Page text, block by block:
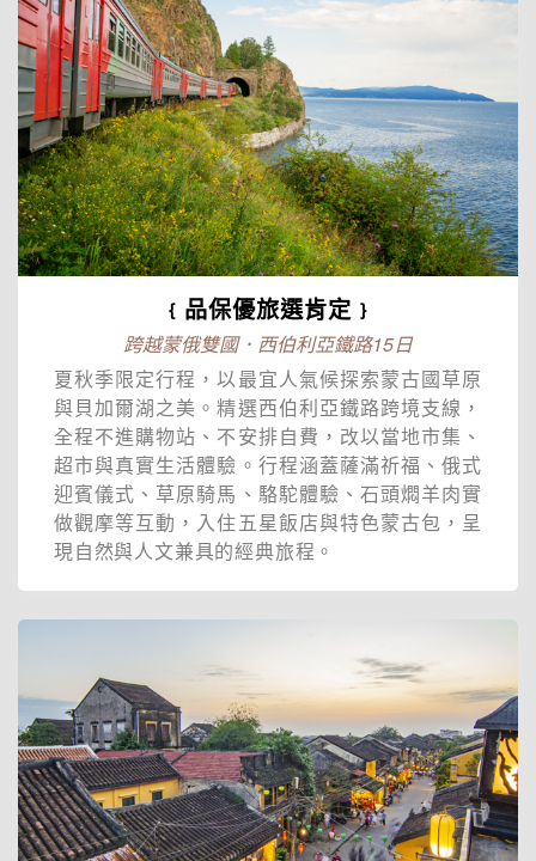
﹛品保優旅選肯定﹜
跨越蒙俄雙國．西伯利亞鐵路15日
夏秋季限定行程，以最宜人氣候探索蒙古國草原
與貝加爾湖之美。精選西伯利亞鐵路跨境支線，
全程不進購物站、不安排自費，改以當地市集、
超市與真實生活體驗。行程涵蓋薩滿祈福、俄式
迎賓儀式、草原騎馬、駱駝體驗、石頭燜羊肉實
做觀摩等互動，入住五星飯店與特色蒙古包，呈
現自然與人文兼具的經典旅程。